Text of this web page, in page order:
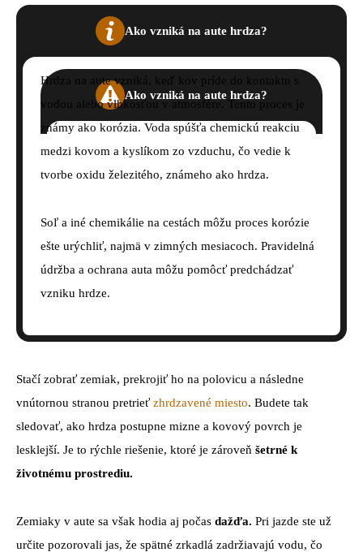
Ako vzniká na aute hrdza?
Ako vzniká na aute hrdza?
Hrdza na aute vzniká, keď kov príde do kontaktu s
vodou alebo vlhkosťou v atmosfére. Tento proces je
známy ako korózia. Voda spúšťa chemickú reakciu
medzi kovom a kyslíkom zo vzduchu, čo vedie k
tvorbe oxidu železitého, známeho ako hrdza.
Soľ a iné chemikálie na cestách môžu proces korózie
ešte urýchliť, najmä v zimných mesiacoch. Pravidelná
údržba a ochrana auta môžu pomôcť predchádzať
vzniku hrdze.
Stačí zobrať zemiak, prekrojiť ho na polovicu a následne
vnútornou stranou pretrieť zhrdzavené miesto. Budete tak
sledovať, ako hrdza postupne mizne a kovový povrch je
lesklejší. Je to rýchle riešenie, ktoré je zároveň šetrné k
životnému prostrediu.
Zemiaky v aute sa však hodia aj počas dažďa. Pri jazde ste už
určite pozorovali jas, že spätné zrkadlá zadržiavajú vodu, čo